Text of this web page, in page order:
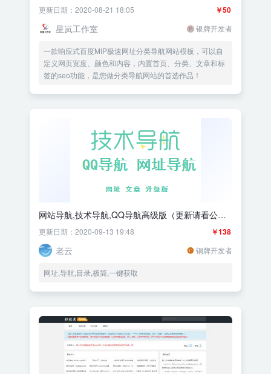
￥50
更新日期：2020-08-21 18:05
星岚工作室 银牌开发者
一款响应式百度MIP极速网址分类导航网站模板，可以自
定义网页宽度、颜色和内容，内置首页、分类、文章和标
签的seo功能，是您做分类导航网站的首选作品！
网站导航,技术导航,QQ导航高级版（更新请看公
告）
￥138
更新日期：2020-09-13 19:48
老云 铜牌开发者
网址,导航,目录,极简,一键获取